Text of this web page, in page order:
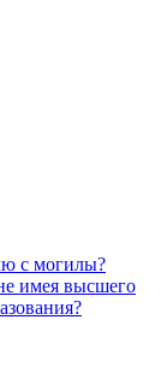
с могилы?
имея высшего